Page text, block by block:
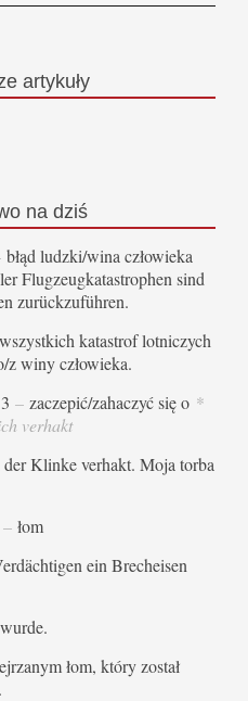
artykuły
na dziś
błąd ludzki/wina człowieka
Flugzeugkatastrophen sind
zurückzuführen.
katastrof lotniczych
z winy człowieka.
– zaczepić/zahaczyć się o *
verhakt
der Klinke verhakt. Moja torba
– łom
ein Brecheisen
łom, który został